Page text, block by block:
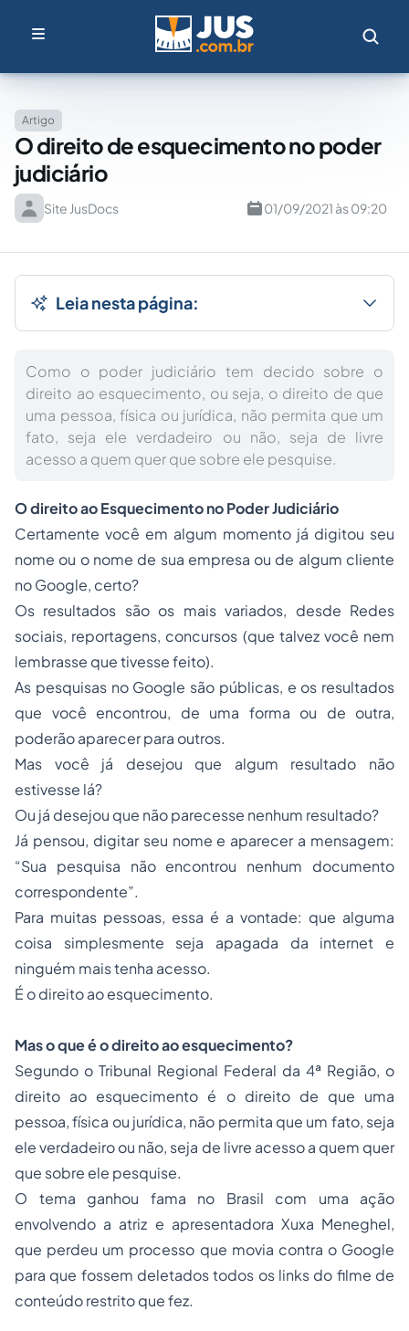
Artigo
O direito de esquecimento no poder
judiciário
Site JusDocs 01/09/2021 às 09:20
Leia nesta página:
Como o poder judiciário tem decido sobre o
direito ao esquecimento, ou seja, o direito de que
uma pessoa, física ou jurídica, não permita que um
fato, seja ele verdadeiro ou não, seja de livre
acesso a quem quer que sobre ele pesquise.
O direito ao Esquecimento no Poder Judiciário
Certamente você em algum momento já digitou seu
nome ou o nome de sua empresa ou de algum cliente
no Google, certo?
Os resultados são os mais variados, desde Redes
sociais, reportagens, concursos (que talvez você nem
lembrasse que tivesse feito).
As pesquisas no Google são públicas, e os resultados
que você encontrou, de uma forma ou de outra,
poderão aparecer para outros.
Mas você já desejou que algum resultado não
estivesse lá?
Ou já desejou que não parecesse nenhum resultado?
Já pensou, digitar seu nome e aparecer a mensagem:
“Sua pesquisa não encontrou nenhum documento
correspondente”.
Para muitas pessoas, essa é a vontade: que alguma
coisa simplesmente seja apagada da internet e
ninguém mais tenha acesso.
É o direito ao esquecimento.
Mas o que é o direito ao esquecimento?
Segundo o Tribunal Regional Federal da 4ª Região, o
direito ao esquecimento é o direito de que uma
pessoa, física ou jurídica, não permita que um fato, seja
ele verdadeiro ou não, seja de livre acesso a quem quer
que sobre ele pesquise.
O tema ganhou fama no Brasil com uma ação
envolvendo a atriz e apresentadora Xuxa Meneghel,
que perdeu um processo que movia contra o Google
para que fossem deletados todos os links do filme de
conteúdo restrito que fez.